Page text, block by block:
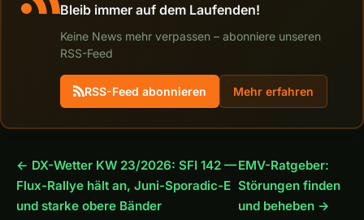
Bleib immer auf dem Laufenden!
Keine News mehr verpassen – abonniere unseren
RSS-Feed
RSS-Feed abonnieren Mehr erfahren
← DX-Wetter KW 23/2026: SFI 142 —
Flux-Rallye hält an, Juni-Sporadic-E
und starke obere Bänder
EMV-Ratgeber:
Störungen finden
und beheben →